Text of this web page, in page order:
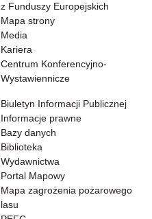
z Funduszy Europejskich
Mapa strony
Media
Kariera
Centrum Konferencyjno-
Wystawiennicze
Biuletyn Informacji Publicznej
Informacje prawne
Bazy danych
Biblioteka
Wydawnictwa
Portal Mapowy
Mapa zagrożenia pożarowego
lasu